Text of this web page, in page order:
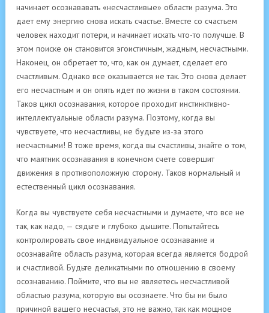
начинает осознававать «несчастливые» области разума. Это
дает ему энергию снова искать счастье. Вместе со счастьем
человек находит потери, и начинает искать что-то получше. В
этом поиске он становится эгоистичным, жадным, несчастными.
Наконец, он обретает то, что, как он думает, сделает его
счастливым. Однако все оказывается не так. Это снова делает
его несчастным и он опять идет по жизни в таком состоянии.
Таков цикл осознавания, которое проходит инстинктивно-
интеллектуальные области разума. Поэтому, когда вы
чувствуете, что несчастливы, не будьте из-за этого
несчастными! В тоже время, когда вы счастливы, знайте о том,
что маятник осознавания в конечном счете совершит
движения в противоположную сторону. Таков нормальный и
естественный цикл осознавания.
Когда вы чувствуете себя несчастными и думаете, что все не
так, как надо, — сядьте и глубоко дышите. Попытайтесь
контролировать свое индивидуальное осознавание и
осознавайте область разума, которая всегда является бодрой
и счастливой. Будьте деликатными по отношению в своему
осознаванию. Поймите, что вы не являетесь несчастливой
областью разума, которую вы осознаете. Что бы ни было
причиной вашего несчастья, это не важно, так как мощное